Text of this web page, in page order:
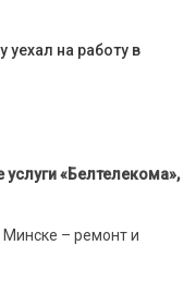
уехал на работу в
«Белтелекома»,
– ремонт и